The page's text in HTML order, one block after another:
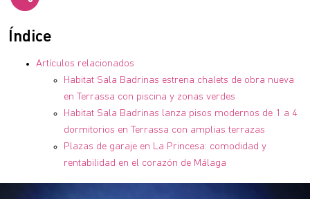
Índice
Artículos relacionados
Habitat Sala Badrinas estrena chalets de obra nueva
en Terrassa con piscina y zonas verdes
Habitat Sala Badrinas lanza pisos modernos de 1 a 4
dormitorios en Terrassa con amplias terrazas
Plazas de garaje en La Princesa: comodidad y
rentabilidad en el corazón de Málaga